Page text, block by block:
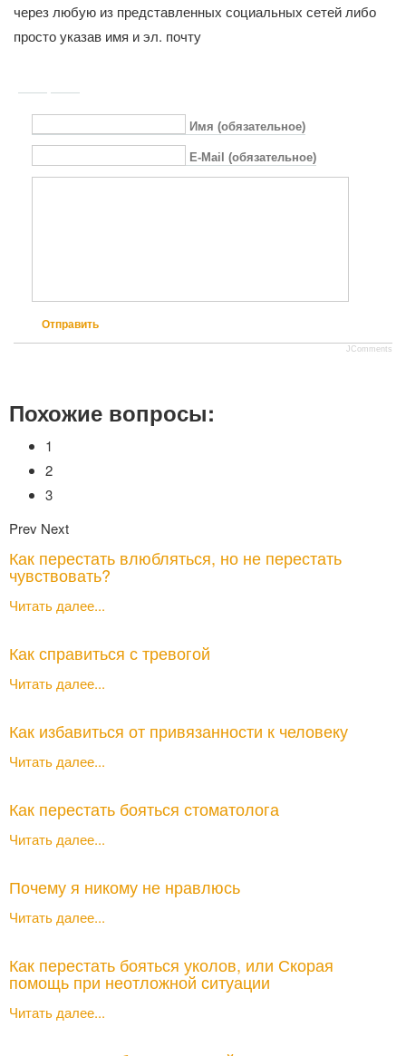
через любую из представленных социальных сетей либо
просто указав имя и эл. почту
Имя (обязательное)
E-Mail (обязательное)
Отправить
JComments
Похожие вопросы:
1
2
3
Prev Next
Как перестать влюбляться, но не перестать
чувствовать?
Читать далее...
Как справиться с тревогой
Читать далее...
Как избавиться от привязанности к человеку
Читать далее...
Как перестать бояться стоматолога
Читать далее...
Почему я никому не нравлюсь
Читать далее...
Как перестать бояться уколов, или Скорая
помощь при неотложной ситуации
Читать далее...